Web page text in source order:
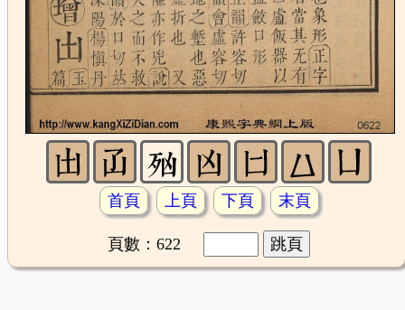
首頁 上頁 下頁 末頁
頁數：622